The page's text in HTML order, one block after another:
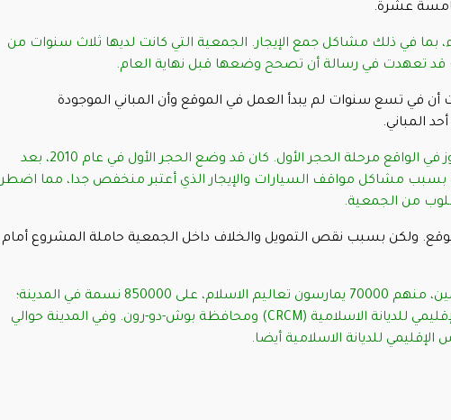
عشرة.
بما في ذلك مشاكل جمع الإيجار. الجمعية التي كانت لديها ثلاث سنوات من
أن في تسع سنوات لم يبدأ العمل في الموقع وأن المباني الموجودة
المباني.
بدأ المشروع قبل عشر سنوات ولم يتجاوز في الواقع مرحلة الحجر الأول. كان قد وضع الحجر الأول في عام 2010، بعد
بسبب مشاكل مواقف السيارات والإيجار الذي أعتبر منخفص جدا، مما اضطر
من الجمعية.
في الموقع. ولكن بسبب نقص التمويل والخلاف داخل الجمعية حاملة المشروع أمام
في مارسيليا، حوالي 220000 من المسلمين، منهم 70000 يمارسون تعاليم الاسلام، على 850000 نسمة في المدينة؛
للديانة الاسلامية (CRCM) ومحافظة بوش-دو-رون. وفي المدينة حوالي